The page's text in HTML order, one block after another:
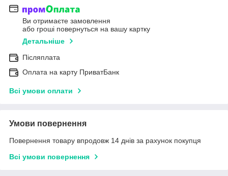
Ви отримаєте замовлення
або гроші повернуться на вашу картку
Детальніше
Післяплата
Оплата на карту ПриватБанк
Всі умови оплати
Умови повернення
Повернення товару впродовж 14 днів за рахунок покупця
Всі умови повернення